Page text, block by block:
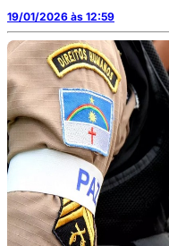
19/01/2026 às 12:59